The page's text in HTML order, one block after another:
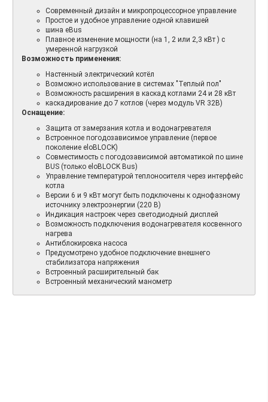
Современный дизайн и микропроцессорное управление
Простое и удобное управление одной клавишей
шина eBus
Плавное изменение мощности (на 1, 2 или 2,3 кВт ) с
умеренной нагрузкой
Возможность применения:
Настенный электрический котёл
Возможно использование в системах "Теплый пол"
Возможность расширения в каскад котлами 24 и 28 кВт
каскадирование до 7 котлов (через модуль VR 32B)
Оснащение:
Защита от замерзания котла и водонагревателя
Встроенное погодозависимое управление (первое
поколение eloBLOCK)
Совместимость с погодозависимой автоматикой по шине
BUS (только eloBLOCK Bus)
Управление температурой теплоносителя через интерфейс
котла
Версии 6 и 9 кВт могут быть подключены к однофазному
источнику электроэнергии (220 В)
Индикация настроек через светодиодный дисплей
Возможность подключения водонагревателя косвенного
нагрева
Антиблокировка насоса
Предусмотрено удобное подключение внешнего
стабилизатора напряжения
Встроенный расширительный бак
Встроенный механический манометр